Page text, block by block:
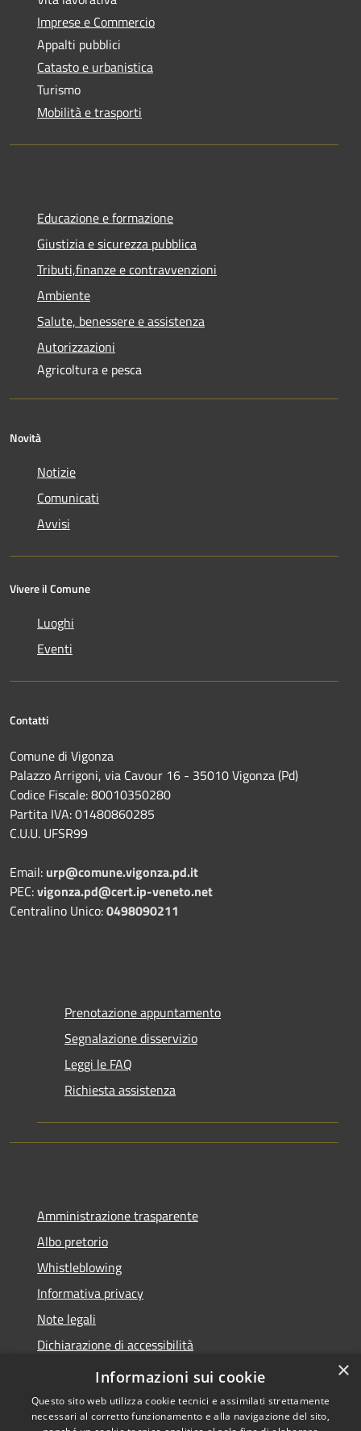
Imprese e Commercio
Appalti pubblici
Catasto e urbanistica
Turismo
Mobilità e trasporti
Educazione e formazione
Giustizia e sicurezza pubblica
Tributi,finanze e contravvenzioni
Ambiente
Salute, benessere e assistenza
Autorizzazioni
Agricoltura e pesca
Novità
Notizie
Comunicati
Avvisi
Vivere il Comune
Luoghi
Eventi
Contatti
Comune di Vigonza
Palazzo Arrigoni, via Cavour 16 - 35010 Vigonza (Pd)
Codice Fiscale: 80010350280
Partita IVA: 01480860285
C.U.U. UFSR99
Email: urp@comune.vigonza.pd.it
PEC:vigonza.pd@cert.ip-veneto.net
Centralino Unico:0498090211
Prenotazione appuntamento
Segnalazione disservizio
Leggi le FAQ
Richiesta assistenza
Amministrazione trasparente
Albo pretorio
Whistleblowing
Informativa privacy
Note legali
Dichiarazione di accessibilità
Obiettivi di accessibilità
×
Informazioni sui cookie
Questo sito web utilizza cookie tecnici e assimilati strettamente
necessari al corretto funzionamento e alla navigazione del sito,